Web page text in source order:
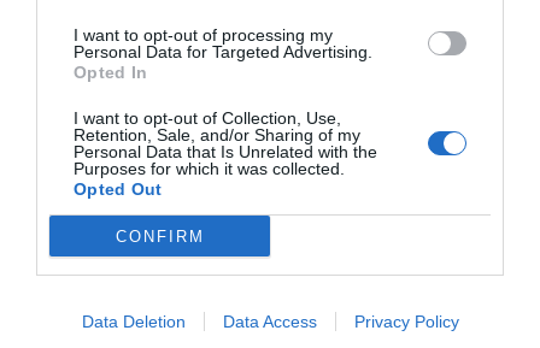
I want to opt-out of processing my
Personal Data for Targeted Advertising.
Opted In
I want to opt-out of Collection, Use,
Retention, Sale, and/or Sharing of my
Personal Data that Is Unrelated with the
Purposes for which it was collected.
Opted Out
CONFIRM
Data Deletion Data Access Privacy Policy